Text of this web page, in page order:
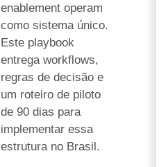
enablement operam
como sistema único.
Este playbook
entrega workflows,
regras de decisão e
um roteiro de piloto
de 90 dias para
implementar essa
estrutura no Brasil.